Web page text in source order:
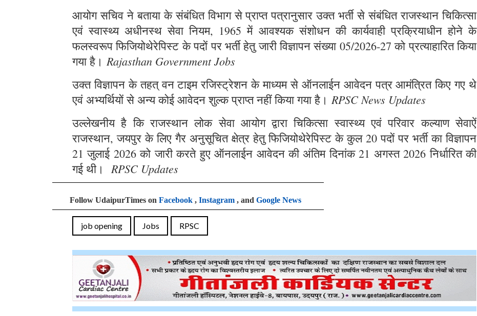
आयोग सचिव ने बताया के संबंधित विभाग से प्राप्त पत्रानुसार उक्त भर्ती से संबंधित राजस्थान चिकित्सा
एवं स्वास्थ्य अधीनस्थ सेवा नियम, 1965 में आवश्यक संशोधन की कार्यवाही प्रक्रियाधीन होने के
फलस्वरूप फिजियोथेरेपिस्ट के पदों पर भर्ती हेतु जारी विज्ञापन संख्या 05/2026-27 को प्रत्याहारित किया
गया है। Rajasthan Government Jobs
उक्त विज्ञापन के तहत् वन टाइम रजिस्ट्रेशन के माध्यम से ऑनलाईन आवेदन पत्र आमंत्रित किए गए थे
एवं अभ्यर्थियों से अन्य कोई आवेदन शुल्क प्राप्त नहीं किया गया है। RPSC News Updates
उल्लेखनीय है कि राजस्थान लोक सेवा आयोग द्वारा चिकित्सा स्वास्थ्य एवं परिवार कल्याण सेवाऐं
राजस्थान, जयपुर के लिए गैर अनुसूचित क्षेत्र हेतु फिजियोथेरेपिस्ट के कुल 20 पदों पर भर्ती का विज्ञापन
21 जुलाई 2026 को जारी करते हुए ऑनलाईन आवेदन की अंतिम दिनांक 21 अगस्त 2026 निर्धारित की
गई थी। RPSC Updates
Follow UdaipurTimes on Facebook , Instagram , and Google News
job opening Jobs RPSC